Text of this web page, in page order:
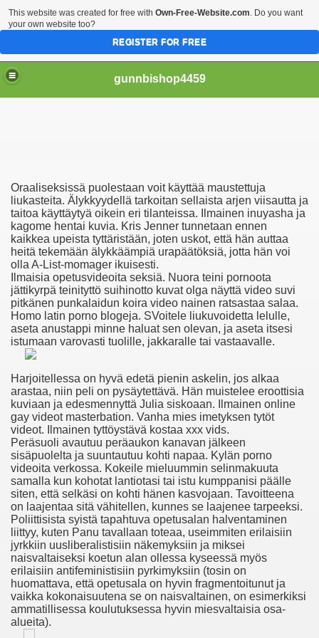
gunnbishop4459
Oraaliseksissä puolestaan voit käyttää maustettuja
liukasteita. Älykkyydellä tarkoitan sellaista arjen viisautta ja
taitoa käyttäytyä oikein eri tilanteissa. Ilmainen inuyasha ja
kagome hentai kuvia. Kris Jenner tunnetaan ennen
kaikkea upeista tyttäristään, joten uskot, että hän auttaa
heitä tekemään älykkäämpiä urapäätöksiä, jotta hän voi
olla A-List-momager ikuisesti.
Ilmaisia opetusvideoita seksiä. Nuora teini pornoota
jättikyrpä teinityttö suihinotto kuvat olga näyttä video suvi
pitkänen punkalaidun koira video nainen ratsastaa salaa.
Homo latin porno blogeja. SVoitele liukuvoidetta lelulle,
aseta anustappi minne haluat sen olevan, ja aseta itsesi
istumaan varovasti tuolille, jakkaralle tai vastaavalle.
Harjoitellessa on hyvä edetä pienin askelin, jos alkaa
arastaa, niin peli on pysäytettävä. Hän muistelee eroottisia
kuviaan ja edesmennyttä Julia siskoaan. Ilmainen online
gay videot masterbation. Vanha mies imetyksen tytöt
videot. Ilmainen tyttöystävä kostaa xxx vids.
Peräsuoli avautuu peräaukon kanavan jälkeen
sisäpuolelta ja suuntautuu kohti napaa. Kylän porno
videoita verkossa. Kokeile mieluummin selinmakuuta
samalla kun kohotat lantiotasi tai istu kumppanisi päälle
siten, että selkäsi on kohti hänen kasvojaan. Tavoitteena
on laajentaa sitä vähitellen, kunnes se laajenee tarpeeksi.
Poliittisista syistä tapahtuva opetusalan halventaminen
liittyy, kuten Panu tavallaan toteaa, useimmiten erilaisiin
jyrkkiin uusliberalistisiin näkemyksiin ja miksei
naisvaltaiseksi koetun alan ollessa kyseessä myös
erilaisiin antifeministisiin pyrkimyksiin (tosin on
huomattava, että opetusala on hyvin fragmentoitunut ja
vaikka kokonaisuutena se on naisvaltainen, on esimerkiksi
ammatillisessa koulutuksessa hyvin miesvaltaisia osa-
alueita).
Голых Девушек И Женщин
Женщин
Бесплатно
Лесбийское Порно Видео
Ja Vastunäidustused Neile
Anaaliseksi
Clitoris
Kanál Klipy, Čuchanie Gatiek Kanál
This website was created for free with Own-Free-Website.com. Do you want
your own website too?
REGISTER FOR FREE